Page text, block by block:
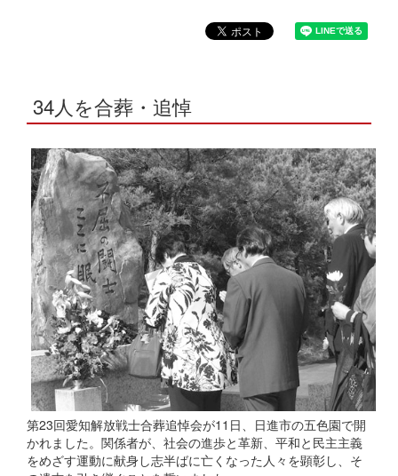
34人を合葬・追悼
第23回愛知解放戦士合葬追悼会が11日、日進市の五色園で開
かれました。関係者が、社会の進歩と革新、平和と民主主義
をめざす運動に献身し志半ばに亡くなった人々を顕彰し、そ